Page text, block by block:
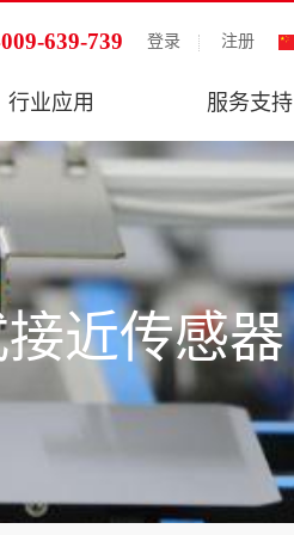
登录 注册
639-739
行业应用 服务支持
近传感器